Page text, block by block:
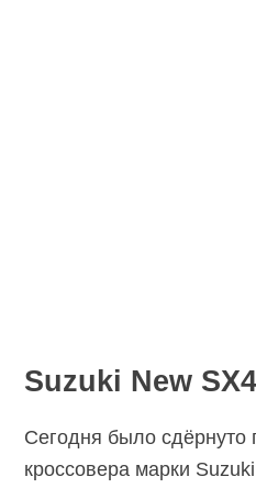
Suzuki New SX4
Сегодня было сдёрнуто
кроссовера марки